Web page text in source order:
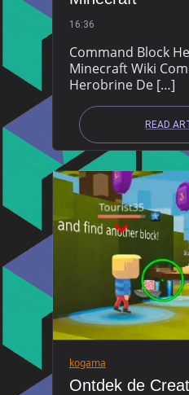
16:36
Command Block
Minecraft Wiki
Herobrine De […]
READ
kogama
Ontdek de